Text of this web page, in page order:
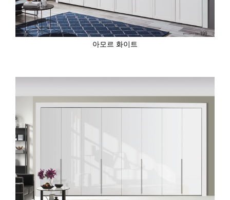
아모르 화이트